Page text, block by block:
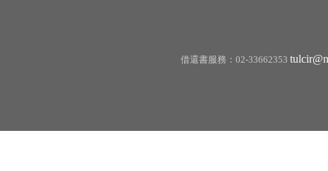
借還書服務：02-33662353